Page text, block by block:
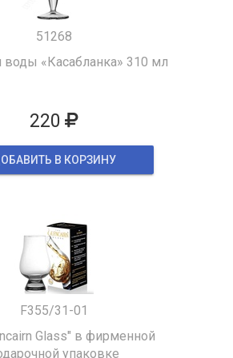
51268
воды «Касабланка» 310 мл
220
В КОРЗИНУ
F355/31-01
Glass" в фирменной
упаковке